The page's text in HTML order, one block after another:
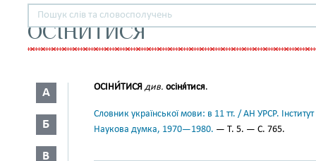
ОСІНИТИСЯ
А
Б
В
ОСІНИ́ТИСЯ див. осіня́тися.
Словник української мови: в 11 тт. / АН УРСР.
Наукова думка, 1970—1980. — Т. 5. — С. 765.